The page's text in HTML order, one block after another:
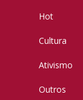
Hot
Cultura
Ativismo
Outros